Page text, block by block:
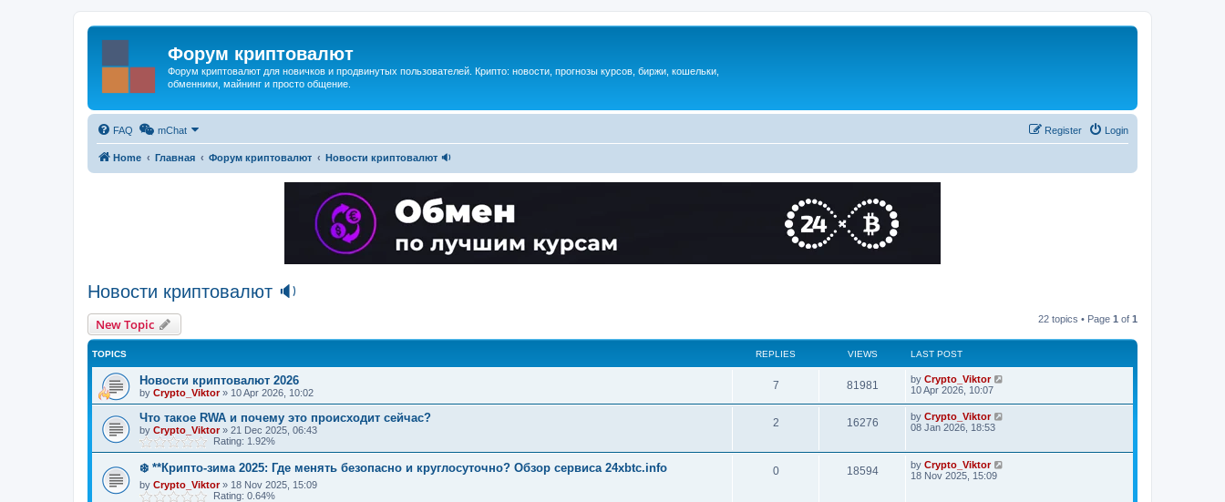
Форум криптовалют
Форум криптовалют для новичков и продвинутых пользователей. Крипто: новости, прогнозы курсов, биржи, кошельки,
обменники, майнинг и просто общение.
FAQ mChat Login
Register
Home Главная Форум криптовалют Новости криптовалют 🔉
Новости криптовалют 🔉
New Topic 22 topics • Page 1 of 1
TOPICS REPLIES VIEWS LAST POST
Новости криптовалют 2026
by Crypto_Viktor» 10 Apr 2026, 10:02
7 81981 by Crypto_Viktor
10 Apr 2026, 10:07
Что такое RWA и почему это происходит сейчас?
by Crypto_Viktor» 21 Dec 2025, 06:43
Rating: 1.92%
2 16276 by Crypto_Viktor
08 Jan 2026, 18:53
❄️ **Крипто-зима 2025: Где менять безопасно и круглосуточно? Обзор сервиса 24xbtc.info
by Crypto_Viktor» 18 Nov 2025, 15:09
Rating: 0.64%
0 18594 by Crypto_Viktor
18 Nov 2025, 15:09